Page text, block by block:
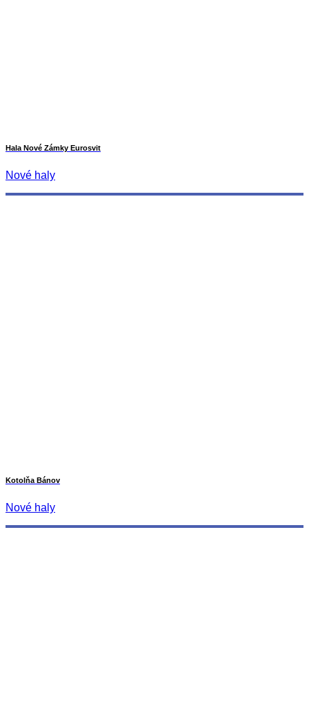
Hala Nové Zámky Eurosvit
Nové haly
Kotolňa Bánov
Nové haly